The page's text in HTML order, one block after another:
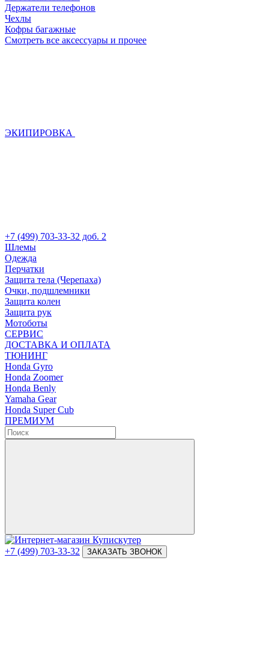
Держатели телефонов
Чехлы
Кофры багажные
Смотреть все аксессуары и прочее
ЭКИПИРОВКА
+7 (499) 703-33-32 доб. 2
Шлемы
Одежда
Перчатки
Защита тела (Черепаха)
Очки, подшлемники
Защита колен
Защита рук
Мотоботы
СЕРВИС
ДОСТАВКА И ОПЛАТА
ТЮНИНГ
Honda Gyro
Honda Zoomer
Honda Benly
Yamaha Gear
Honda Super Cub
ПРЕМИУМ
+7 (499) 703-33-32 ЗАКАЗАТЬ ЗВОНОК